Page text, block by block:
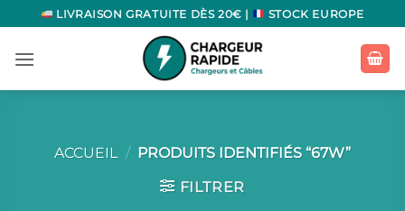
Passer
au
contenu
LIVRAISON GRATUITE DÈS 20€ | STOCK EUROPE
ACCUEIL / PRODUITS IDENTIFIÉS “67W”
FILTRER